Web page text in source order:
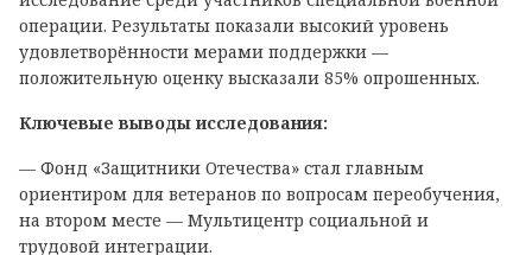
операции. Результаты показали высокий уровень
удовлетворённости мерами поддержки —
положительную оценку высказали 85% опрошенных.
Ключевые выводы исследования:
— Фонд «Защитники Отечества» стал главным
ориентиром для ветеранов по вопросам переобучения,
на втором месте — Мультицентр социальной и
трудовой интеграции.